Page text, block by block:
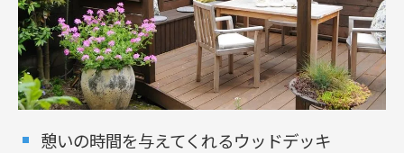
憩いの時間を与えてくれるウッドデッキ